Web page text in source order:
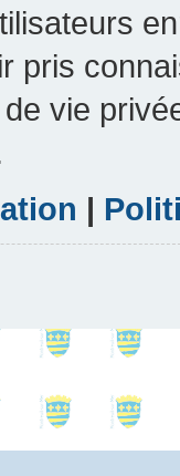
pris
vie
|